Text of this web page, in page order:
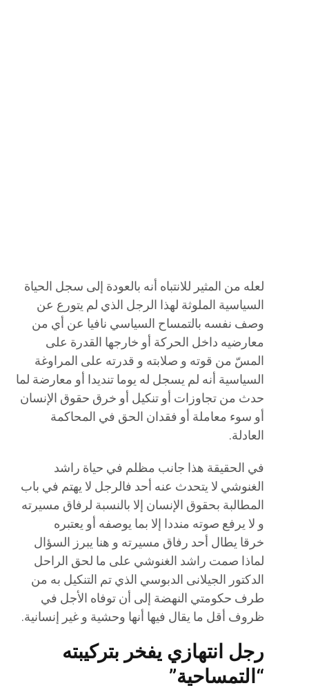
لعله من المثير للانتباه أنه بالعودة إلى سجل الحياة
السياسية الملوثة لهذا الرجل الذي لم يتورع عن
وصف نفسه بالتمساح السياسي نافيا عن أي من
معارضيه داخل الحركة أو خارجها القدرة على
المسّ من قوته و صلابته و قدرته على المراوغة
السياسية أنه لم يسجل له يوما تنديدا أو معارضة لما
حدث من تجاوزات أو تنكيل أو خرق حقوق الإنسان
أو سوء معاملة أو فقدان الحق في المحاكمة
العادلة.
في الحقيقة هذا جانب مظلم في حياة راشد
الغنوشي لا يتحدث عنه أحد فالرجل لا يهتم في باب
المطالبة بحقوق الإنسان إلا بالنسبة لرفاق مسيرته
و لا يرفع صوته منددا إلا بما يوصفه أو يعتبره
خرقا يطال أحد رفاق مسيرته و هنا يبرز السؤال
لماذا صمت راشد الغنوشي على ما لحق الراحل
الدكتور الجيلانى الدبوسي الذي تم التنكيل به من
طرف حكومتي النهضة إلى أن توفاه الأجل في
ظروف أقل ما يقال فيها أنها وحشية و غير إنسانية.
رجل انتهازي يفخر بتركيبته
“التمساحية”